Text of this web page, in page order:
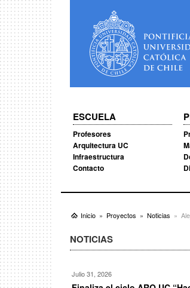
ESCUELA
Profesores
Arquitectura UC
Infraestructura
Contacto
Inicio Proyectos Noticias
NOTICIAS
Julio 31, 2026